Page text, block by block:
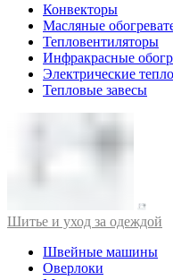
Конвекторы
Масляные
Тепловентиляторы
Инфракрасные
Электрические
Тепловые завесы
Шитье и уход за одеждой
Швейные машины
Оверлоки